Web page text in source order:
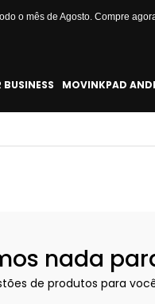
o mês de Agosto. Compre
MOVINKPAD
nada
de produtos para